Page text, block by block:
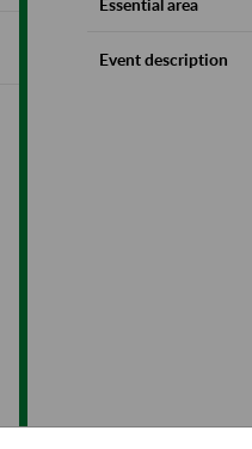
Essential area
Event description